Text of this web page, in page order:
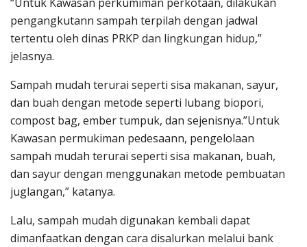
pengangkutann sampah terpilah dengan jadwal
tertentu oleh dinas PRKP dan lingkungan hidup,”
jelasnya.
Sampah mudah terurai seperti sisa makanan, sayur,
dan buah dengan metode seperti lubang biopori,
compost bag, ember tumpuk, dan sejenisnya.”Untuk
Kawasan permukiman pedesaann, pengelolaan
sampah mudah terurai seperti sisa makanan, buah,
dan sayur dengan menggunakan metode pembuatan
juglangan,” katanya.
Lalu, sampah mudah digunakan kembali dapat
dimanfaatkan dengan cara disalurkan melalui bank